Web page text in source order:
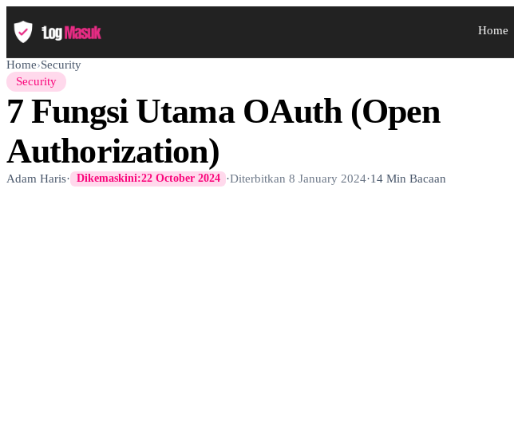
Home
Home›Security
Security
7 Fungsi Utama OAuth (Open
Authorization)
Adam Haris· Dikemaskini:22 October 2024 ·Diterbitkan8 January 2024·14 Min Bacaan